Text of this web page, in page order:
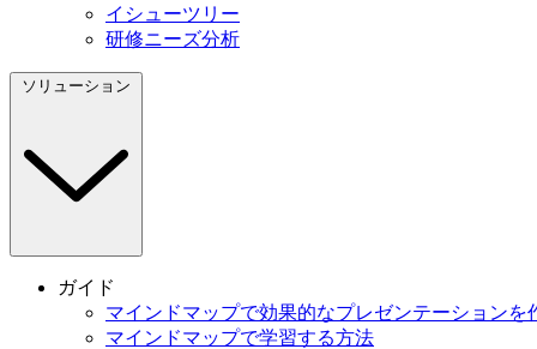
イシューツリー
研修ニーズ分析
ソリューション
ガイド
マインドマップで効果的なプレゼンテーションを
マインドマップで学習する方法